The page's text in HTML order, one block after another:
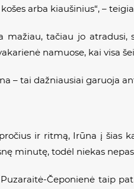
arba kiaušinius“, –
mažiau, tačiau jo atradusi,
namuose, kai visa
– tai dažniausiai garuoja
ir ritmą, Irūna į šias
minutę, todėl niekas
Čeponienė taip